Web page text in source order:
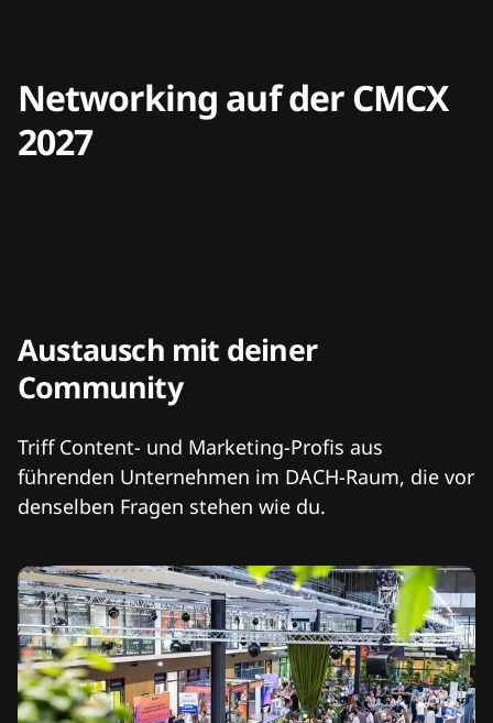
Networking auf der CMCX
2027
Austausch mit deiner
Community
Triff Content- und Marketing-Profis aus
führenden Unternehmen im DACH-Raum, die vor
denselben Fragen stehen wie du.